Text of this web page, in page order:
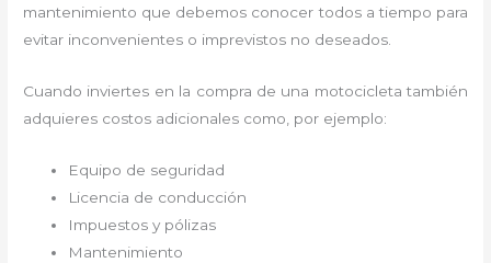
mantenimiento que debemos conocer todos a tiempo para
evitar inconvenientes o imprevistos no deseados.
Cuando inviertes en la compra de una motocicleta también
adquieres costos adicionales como, por ejemplo:
Equipo de seguridad
Licencia de conducción
Impuestos y pólizas
Mantenimiento